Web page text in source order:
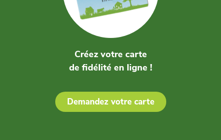
Créez votre carte
de fidélité en ligne !
Demandez votre carte